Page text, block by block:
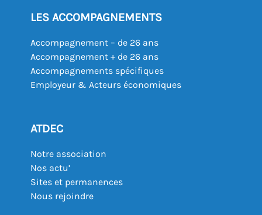
LES ACCOMPAGNEMENTS
Accompagnement – de 26 ans
Accompagnement + de 26 ans
Accompagnements spécifiques
Employeur & Acteurs économiques
ATDEC
Notre association
Nos actu’
Sites et permanences
Nous rejoindre